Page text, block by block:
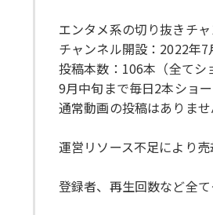
エンタメ系の切り抜きチャ
チャンネル開設：2022年7
投稿本数：106本（全てシ
9月中旬まで毎日2本ショ
通常動画の投稿はありませ
運営リソース不足により売
登録者、再生回数など全